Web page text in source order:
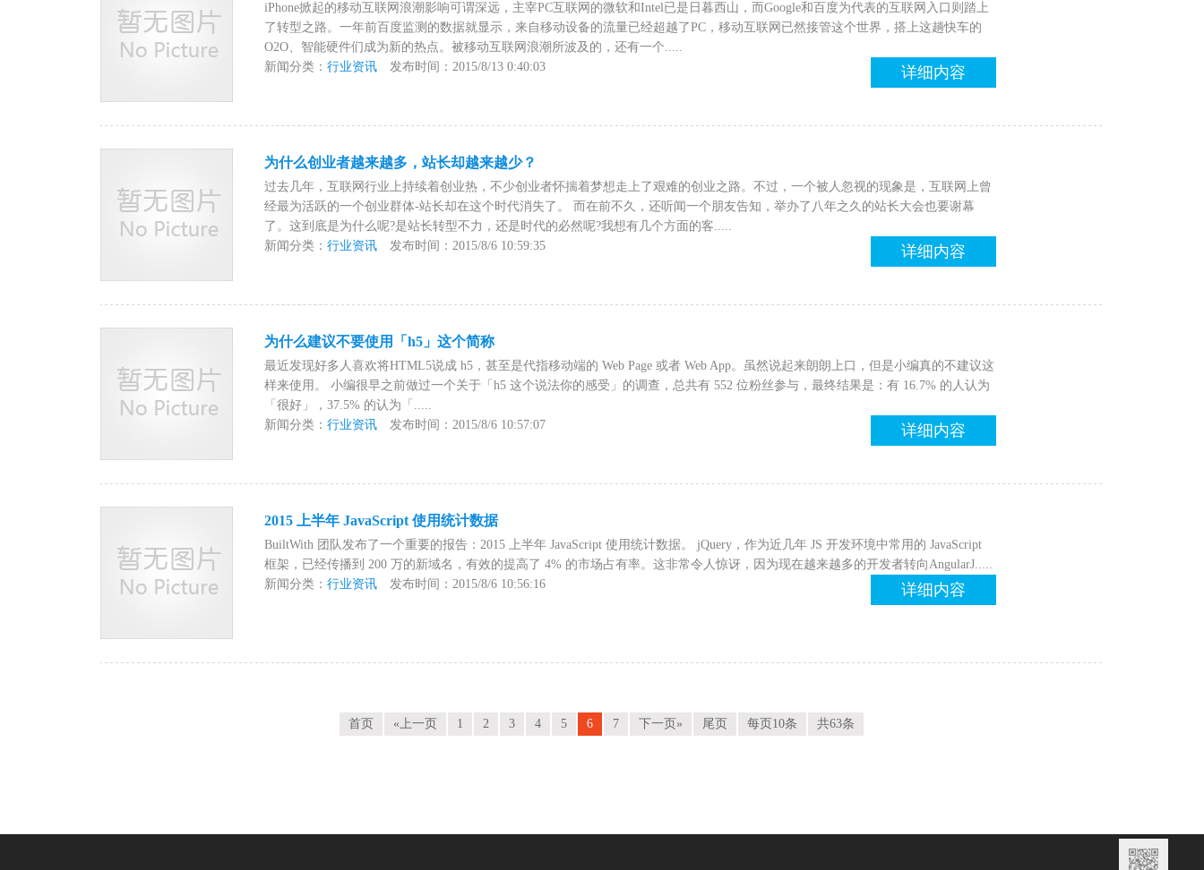
iPhone掀起的移动互联网浪潮影响可谓深远，主宰PC互联网的微软和Intel已是日暮西山，而Google和百度为代表的互联网入口则踏上
了转型之路。一年前百度监测的数据就显示，来自移动设备的流量已经超越了PC，移动互联网已然接管这个世界，搭上这趟快车的
O2O、智能硬件们成为新的热点。被移动互联网浪潮所波及的，还有一个.....
新闻分类： 行业资讯 发布时间：2015/8/13 0:40:03 详细内容
为什么创业者越来越多，站长却越来越少？
过去几年，互联网行业上持续着创业热，不少创业者怀揣着梦想走上了艰难的创业之路。不过，一个被人忽视的现象是，互联网上曾
经最为活跃的一个创业群体-站长却在这个时代消失了。 而在前不久，还听闻一个朋友告知，举办了八年之久的站长大会也要谢幕
了。这到底是为什么呢?是站长转型不力，还是时代的必然呢?我想有几个方面的客.....
新闻分类： 行业资讯 发布时间：2015/8/6 10:59:35 详细内容
为什么建议不要使用「h5」这个简称
最近发现好多人喜欢将HTML5说成 h5，甚至是代指移动端的 Web Page 或者 Web App。虽然说起来朗朗上口，但是小编真的不建议这
样来使用。 小编很早之前做过一个关于「h5 这个说法你的感受」的调查，总共有 552 位粉丝参与，最终结果是：有 16.7% 的人认为
「很好」，37.5% 的认为「.....
新闻分类： 行业资讯 发布时间：2015/8/6 10:57:07 详细内容
2015 上半年 JavaScript 使用统计数据
BuiltWith 团队发布了一个重要的报告：2015 上半年 JavaScript 使用统计数据。 jQuery，作为近几年 JS 开发环境中常用的 JavaScript
框架，已经传播到 200 万的新域名，有效的提高了 4% 的市场占有率。这非常令人惊讶，因为现在越来越多的开发者转向AngularJ.....
新闻分类： 行业资讯 发布时间：2015/8/6 10:56:16 详细内容
首页 «上一页 1 2 3 4 5 6 7 下一页» 尾页 每页10条 共63条